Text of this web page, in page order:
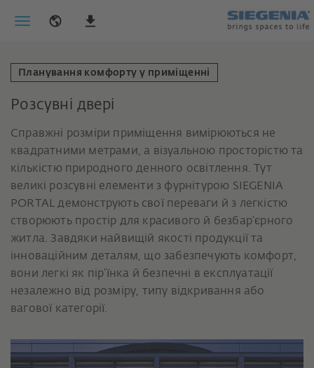
Планування комфорту у приміщенні
Розсувні двері
Справжні розміри приміщення вимірюються не
квадратними метрами, а візуальною просторістю та
кількістю природного денного освітлення. Тут
великі розсувні елементи з фурнітурою SIEGENIA
PORTAL демонструють свої переваги й з легкістю
створюють простір для красивого й безбар’єрного
житла. Завдяки найвищій якості продукції та
інноваційним деталям, що забезпечують комфорт,
вони легкі як пір’їнка й безпечні в експлуатації
незалежно від розміру, типу відкривання або
вагової категорії.